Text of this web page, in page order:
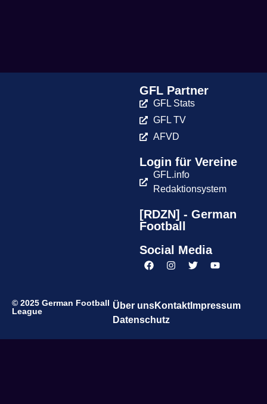
GFL Partner
GFL Stats
GFL TV
AFVD
Login für Vereine
GFL.info
Redaktionsystem
[RDZN] - German
Football
Social Media
© 2025 German Football
League
Über unsKontaktImpressum
Datenschutz